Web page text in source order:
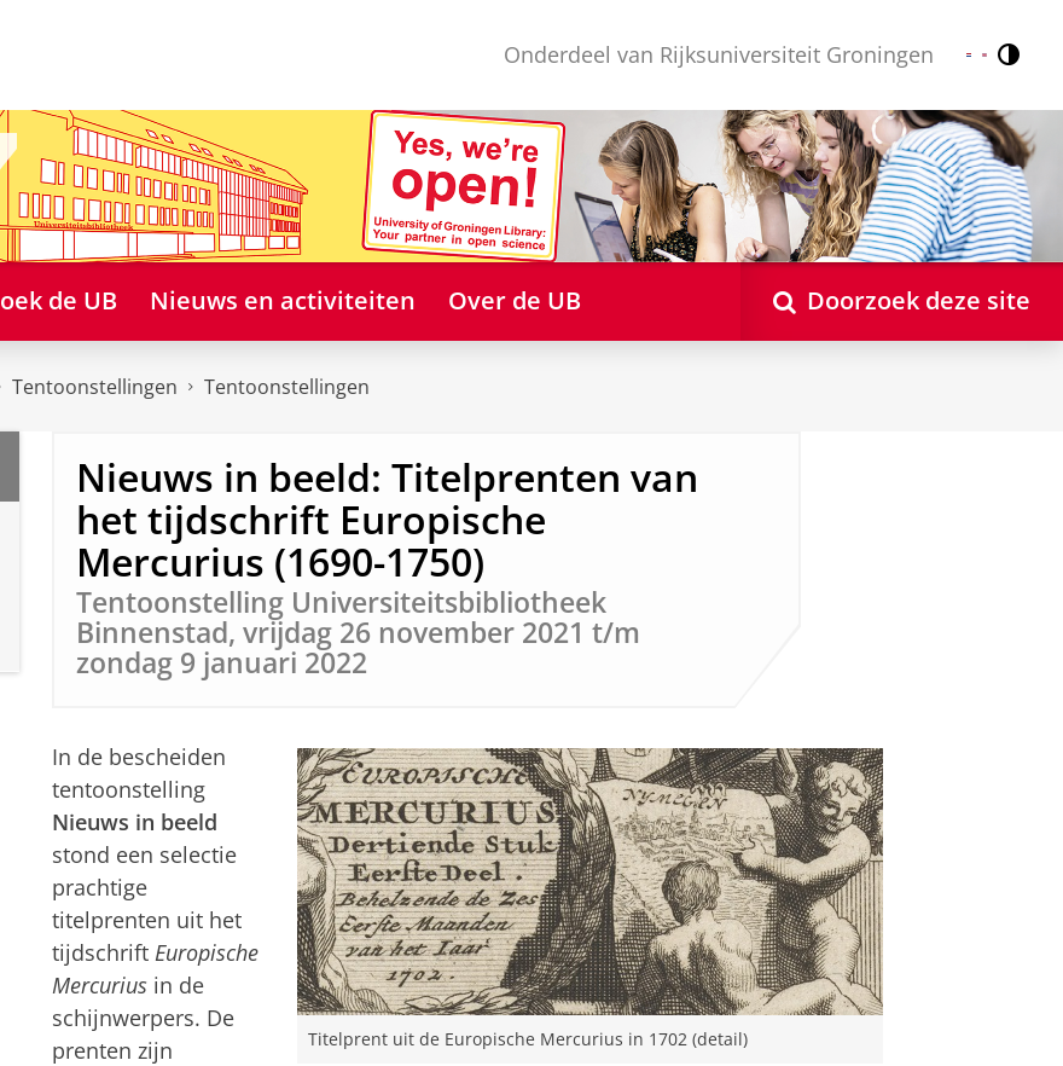
Onderdeel van Rijksuniversiteit Groningen Nederlands
English
de UB Nieuws en activiteiten Over de UB Doorzoek deze site
Tentoonstellingen Tentoonstellingen
Nieuws in beeld: Titelprenten van
het tijdschrift Europische
Mercurius (1690-1750)
Tentoonstelling Universiteitsbibliotheek
Binnenstad, vrijdag 26 november 2021 t/m
zondag 9 januari 2022
Titelprent uit de Europische Mercurius in 1702 (detail)
In de bescheiden
tentoonstelling
Nieuws in beeld
stond een selectie
prachtige
titelprenten uit het
tijdschrift Europische
Mercuriusin de
schijnwerpers. De
prenten zijn